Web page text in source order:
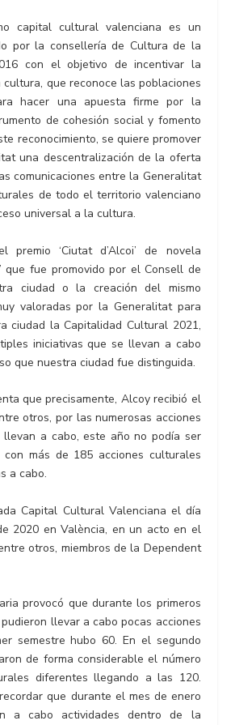
capital cultural valenciana es un
por la consellería de Cultura de la
con el objetivo de incentivar la
que reconoce las poblaciones
hacer una apuesta firme por la
de cohesión social y fomento
reconocimiento, se quiere promover
una descentralización de la oferta
comunicaciones entre la Generalitat
de todo el territorio valenciano
universal a la cultura.
premio ‘Ciutat d’Alcoi’ de novela
que fue promovido por el Consell de
ciudad o la creación del mismo
valoradas por la Generalitat para
ciudad la Capitalidad Cultural 2021,
iniciativas que se llevan a cabo
que nuestra ciudad fue distinguida.
que precisamente, Alcoy recibió el
otros, por las numerosas acciones
a cabo, este año no podía ser
con más de 185 acciones culturales
a cabo.
Capital Cultural Valenciana el día
2020 en València, en un acto en el
otros, miembros de la Dependent
provocó que durante los primeros
llevar a cabo pocas acciones
semestre hubo 60. En el segundo
de forma considerable el número
diferentes llegando a las 120.
que durante el mes de enero
a cabo actividades dentro de la